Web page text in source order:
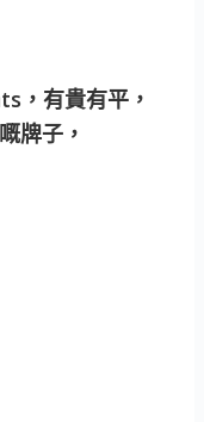
，有貴有平，
牌子，